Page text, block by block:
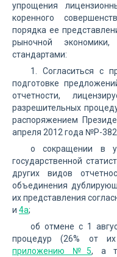
упрощения
коренного
порядка ее
рыночной
стандартами:
1. Согласиться с
подготовке
отчетности,
разрешительных
распоряжением
апреля 2012 года №Р-
о сокращении в
государственной
других видов
объединения
их представления
и 4а;
об отмене с 1
процедур (26% от их
приложению №5, а